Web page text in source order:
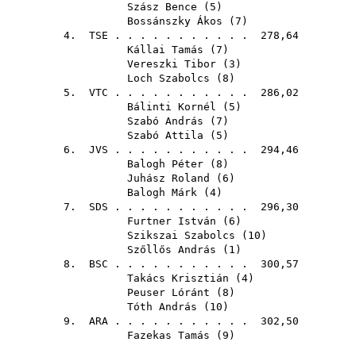
Szász Bence ( 5 )
Bossánszky Ákos ( 7 )
4. TSE . . . . . . . . . . . 278,64
Kállai Tamás ( 7 )
Vereszki Tibor ( 3 )
Loch Szabolcs ( 8 )
5. VTC . . . . . . . . . . . 286,02
Bálinti Kornél ( 5 )
Szabó András ( 7 )
Szabó Attila ( 5 )
6. JVS . . . . . . . . . . . 294,46
Balogh Péter ( 8 )
Juhász Roland
( 6 )
Balogh Márk ( 4)
7. SDS . . . . . . . . . . . 296,30
Furtner István ( 6 )
Szikszai Szabolcs ( 10 )
Szőllős András ( 1 )
8. BSC . . . . . . . . . . . 300,57
Takács Krisztián ( 4)
Peuser Lóránt ( 8 )
Tóth András ( 10 )
9. ARA . . . . . . . . . . . 302,50
Fazekas Tamás ( 9 )